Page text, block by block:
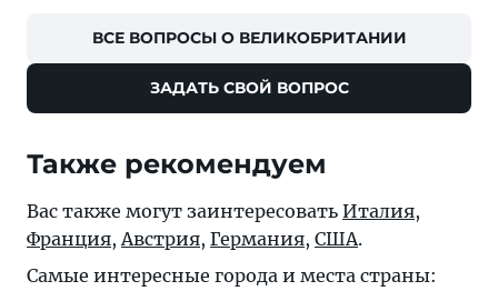
ВСЕ ВОПРОСЫ О ВЕЛИКОБРИТАНИИ
ЗАДАТЬ СВОЙ ВОПРОС
Также рекомендуем
Вас также могут заинтересовать Италия,
Франция,Австрия, Германия, США.
Самые интересные города и места страны: